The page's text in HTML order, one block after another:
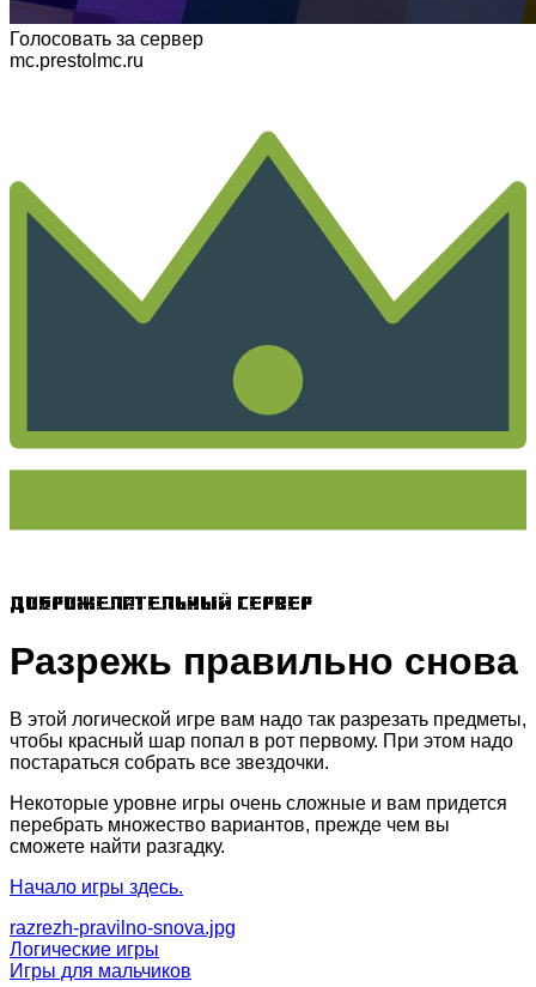
Голосовать за сервер
mc.prestolmc.ru
Доброжелательный сервер
Разрежь правильно снова
В этой логической игре вам надо так разрезать предметы,
чтобы красный шар попал в рот первому. При этом надо
постараться собрать все звездочки.
Некоторые уровне игры очень сложные и вам придется
перебрать множество вариантов, прежде чем вы
сможете найти разгадку.
Начало игры здесь.
razrezh-pravilno-snova.jpg
Логические игры
Игры для мальчиков